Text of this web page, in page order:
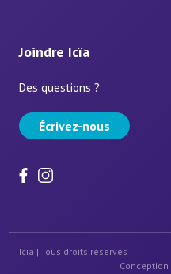
Joindre Icïa
Des questions ?
Écrivez-nous
Icïa | Tous droits réservés
Conception